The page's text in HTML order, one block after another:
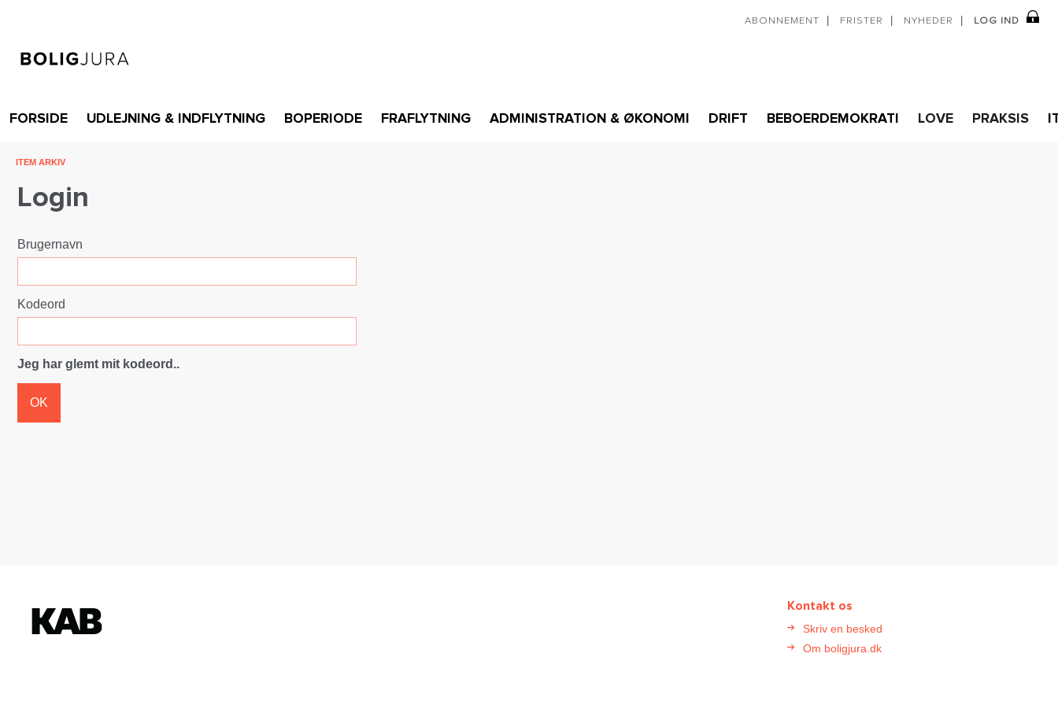
ABONNEMENT FRISTER NYHEDER LOG IND
FORSIDE UDLEJNING & INDFLYTNING BOPERIODE FRAFLYTNING ADMINISTRATION & ØKONOMI DRIFT BEBOERDEMOKRATI LOVE PRAKSIS
ITEM ARKIV
Login
Brugernavn
Kodeord
Jeg har glemt mit kodeord..
OK
Kontakt os
Skriv en besked
Om boligjura.dk